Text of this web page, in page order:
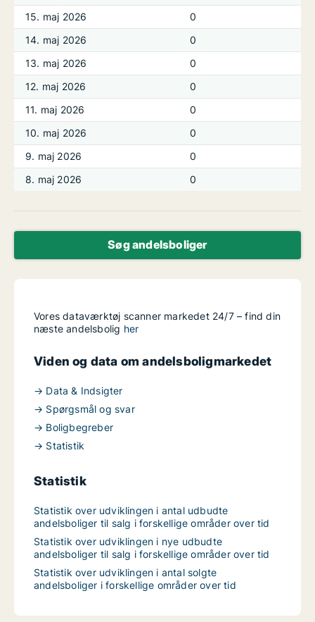
15. maj 2026
0
14. maj 2026
0
13. maj 2026
0
12. maj 2026
0
11. maj 2026
0
10. maj 2026
0
9. maj 2026
0
8. maj 2026
0
Søg andelsboliger
Vores dataværktøj scanner markedet 24/7 – find din
næste andelsbolig her
Viden og data om andelsboligmarkedet
→ Data & Indsigter
→ Spørgsmål og svar
→ Boligbegreber
→ Statistik
Statistik
Statistik over udviklingen i antal udbudte
andelsboliger til salg i forskellige områder over tid
Statistik over udviklingen i nye udbudte
andelsboliger til salg i forskellige områder over tid
Statistik over udviklingen i antal solgte
andelsboliger i forskellige områder over tid